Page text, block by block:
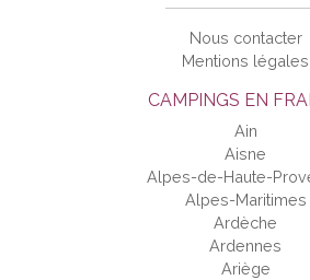
CAMPINGS EN
Ain
Aisne
Alpes-de-Haute-
Alpes-Maritimes
Ardèche
Ardennes
Ariège
Nous contacter
Mentions légales